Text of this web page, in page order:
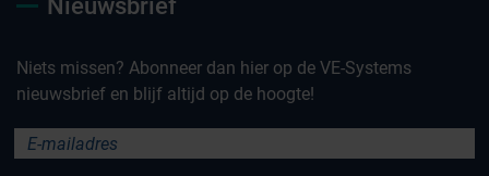
Nieuwsbrief
Niets missen? Abonneer dan hier op de VE-Systems
nieuwsbrief en blijf altijd op de hoogte!